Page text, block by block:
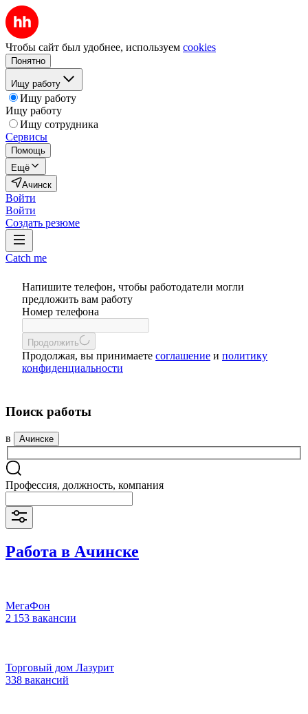
Чтобы сайт был удобнее, используем cookies
Понятно
Ищу работу
Ищу работу
Ищу работу
Ищу сотрудника
Сервисы
Помощь
Ещё
Ачинск
Войти
Войти
Создать резюме
Catch me
Напишите телефон, чтобы работодатели могли
предложить вам работу
Номер телефона
Продолжить
Продолжая, вы принимаете соглашение и политику
конфиденциальности
Поиск работы
в Ачинске
Профессия, должность, компания
Работа в Ачинске
МегаФон
2 153 вакансии
Торговый дом Лазурит
338 вакансий